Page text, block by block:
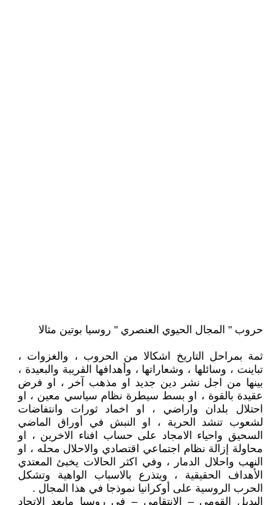
حروب " المجال الحيوي العنصري " روسيا بوتين مثالا
ثمة بمراحل التاريخ اشكالا من الحروب ، والغزوات ،
تباينت ، وسائلها ، وشعاراتها ، وأهدافها القريبة والبعيدة ،
بينها من اجل نشر دين جديد او مذهب آخر ، او فرض
عقيدة بالقوة ، او بسط سيطرة نظام سياسي معين ، او
احتلال بلدان واراضي ، او اخماد ثورات وانتفاضات
لشعوب تنشد الحرية ، او النبش في أوراق الماضي
السحيق واحياء الامجاد على حساب افناء الاخرين ، او
محاولة إزالة نظام اجتماعي اقتصادي والاحلال محله ، او
النهب واحلال الدمار ، وفي اكثر الحالات يخبئ المعتدي
الأهداف الحقيقية ، ويتذرع بالاسباب الواهية وتشكل
الحرب الروسية على أوكرانيا نموذجا في هذا المجال .
البديل القومي – الانتقامي – في روسيا مابعد الاتحاد